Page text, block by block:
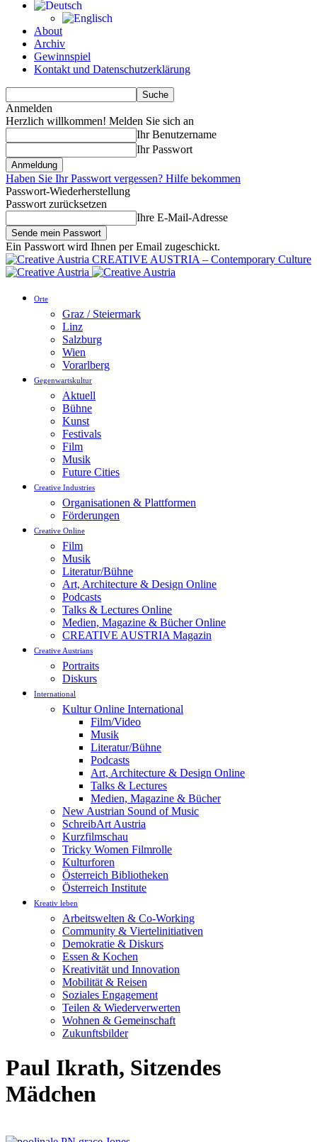
About
Archiv
Gewinnspiel
Kontakt und Datenschutzerklärung
Anmelden
Herzlich willkommen! Melden Sie sich an
Ihr Benutzername
Ihr Passwort
Haben Sie Ihr Passwort vergessen? Hilfe bekommen
Passwort-Wiederherstellung
Passwort zurücksetzen
Ihre E-Mail-Adresse
Ein Passwort wird Ihnen per Email zugeschickt.
CREATIVE AUSTRIA – Contemporary Culture
Orte
Graz / Steiermark
Linz
Salzburg
Wien
Vorarlberg
Gegenwartskultur
Aktuell
Bühne
Kunst
Festivals
Film
Musik
Future Cities
Creative Industries
Organisationen & Plattformen
Förderungen
Creative Online
Film
Musik
Literatur/Bühne
Art, Architecture & Design Online
Podcasts
Talks & Lectures Online
Medien, Magazine & Bücher Online
CREATIVE AUSTRIA Magazin
Creative Austrians
Portraits
Diskurs
International
Kultur Online International
Film/Video
Musik
Literatur/Bühne
Podcasts
Art, Architecture & Design Online
Talks & Lectures
Medien, Magazine & Bücher
New Austrian Sound of Music
SchreibArt Austria
Kurzfilmschau
Tricky Women Filmrolle
Kulturforen
Österreich Bibliotheken
Österreich Institute
Kreativ leben
Arbeitswelten & Co-Working
Community & Viertelinitiativen
Demokratie & Diskurs
Essen & Kochen
Kreativität und Innovation
Mobilität & Reisen
Soziales Engagement
Teilen & Wiederverwerten
Wohnen & Gemeinschaft
Zukunftsbilder
Paul Ikrath, Sitzendes
Mädchen